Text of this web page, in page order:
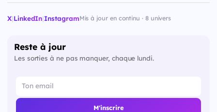
X|LinkedIn|InstagramMis à jour en continu · 8 univers
Reste à jour
Les sorties à ne pas manquer, chaque lundi.
M'inscrire